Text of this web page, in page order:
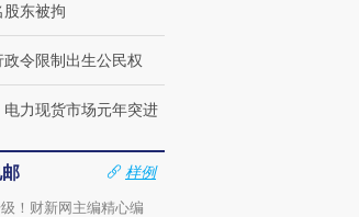
东被拘
令限制出生公民权
电力现货市场元年突进
样例
！财新网主编精心编